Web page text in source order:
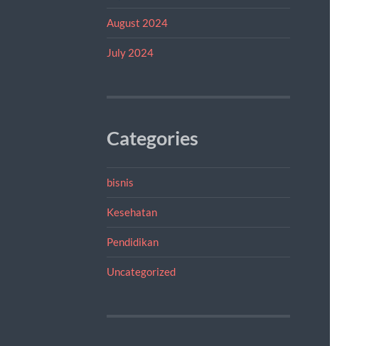
August 2024
July 2024
Categories
bisnis
Kesehatan
Pendidikan
Uncategorized